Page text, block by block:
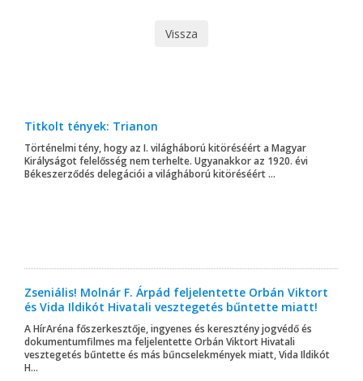
Vissza
Titkolt tények: Trianon
Történelmi tény, hogy az I. világháború kitöréséért a Magyar
Királyságot felelősség nem terhelte. Ugyanakkor az 1920. évi
Békeszerződés delegációi a világháború kitöréséért ...
Zseniális! Molnár F. Árpád feljelentette Orbán Viktort
és Vida Ildikót Hivatali vesztegetés bűntette miatt!
A HírAréna főszerkesztője, ingyenes és keresztény jogvédő és
dokumentumfilmes ma feljelentette Orbán Viktort Hivatali
vesztegetés bűntette és más bűncselekmények miatt, Vida Ildikót
H...